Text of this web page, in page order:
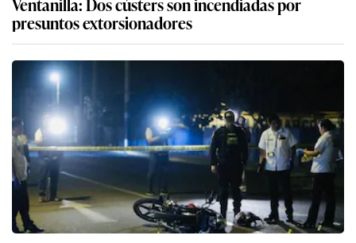
presuntos extorsionadores